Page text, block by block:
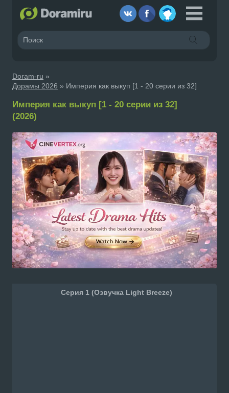
Doram-ru »
Дорамы 2026 » Империя как выкуп [1 - 20 серии из 32]
Империя как выкуп [1 - 20 серии из 32]
(2026)
Серия 1 (Озвучка Light Breeze)